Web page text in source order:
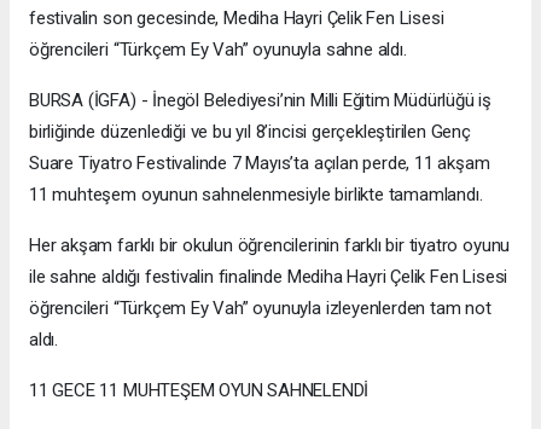
festivalin son gecesinde, Mediha Hayri Çelik Fen Lisesi
öğrencileri “Türkçem Ey Vah” oyunuyla sahne aldı.
BURSA (İGFA) - İnegöl Belediyesi’nin Milli Eğitim Müdürlüğü iş
birliğinde düzenlediği ve bu yıl 8’incisi gerçekleştirilen Genç
Suare Tiyatro Festivalinde 7 Mayıs’ta açılan perde, 11 akşam
11 muhteşem oyunun sahnelenmesiyle birlikte tamamlandı.
Her akşam farklı bir okulun öğrencilerinin farklı bir tiyatro oyunu
ile sahne aldığı festivalin finalinde Mediha Hayri Çelik Fen Lisesi
öğrencileri “Türkçem Ey Vah” oyunuyla izleyenlerden tam not
aldı.
11 GECE 11 MUHTEŞEM OYUN SAHNELENDİ